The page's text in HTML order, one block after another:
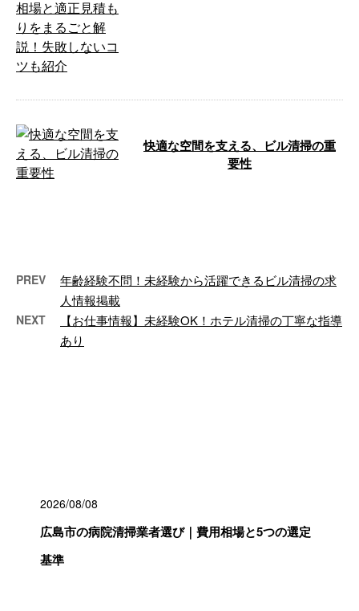
快適な空間を支える、ビル清掃の重
要性
PREV
年齢経験不問！未経験から活躍できるビル清掃の求
人情報掲載
NEXT
【お仕事情報】未経験OK！ホテル清掃の丁寧な指導
あり
2026/08/08
広島市の病院清掃業者選び｜費用相場と5つの選定
基準